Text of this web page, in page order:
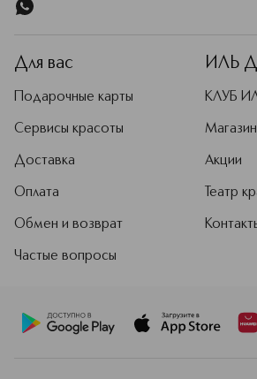
Для вас
Подарочные карты
Сервисы красоты
Доставка
Оплата
Обмен и возврат
Частые вопросы
ИЛЬ
КЛУБ
Акции
Театр